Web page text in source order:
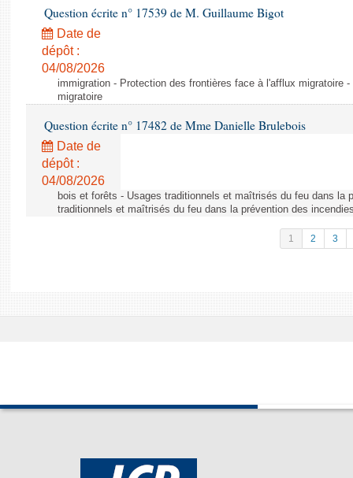
Question écrite n° 17539 de M. Guillaume Bigot
Date de
dépôt :
04/08/2026
immigration - Protection des frontières face à l'afflux migratoire
migratoire
Question écrite n° 17482 de Mme Danielle Brulebois
Date de
dépôt :
04/08/2026
bois et forêts - Usages traditionnels et maîtrisés du feu dans la
traditionnels et maîtrisés du feu dans la prévention des
1 2 3